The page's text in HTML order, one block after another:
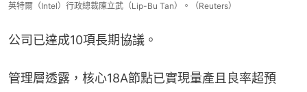
英特爾（Intel）行政總裁陳立武（Lip-Bu Tan）。（Reuters）
公司已達成10項長期協議。
管理層透露，核心18A節點已實現量產且良率超預